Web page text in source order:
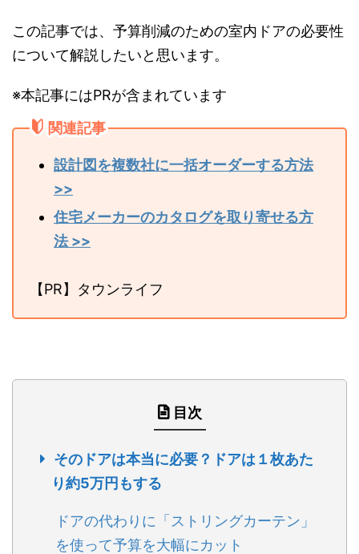
この記事では、予算削減のための室内ドアの必要性
について解説したいと思います。
※本記事にはPRが含まれています
関連記事
設計図を複数社に一括オーダーする方法
>>
住宅メーカーのカタログを取り寄せる方
法 >>
【PR】タウンライフ
目次
そのドアは本当に必要？ドアは１枚あた
り約5万円もする
ドアの代わりに「ストリングカーテン」
を使って予算を大幅にカット